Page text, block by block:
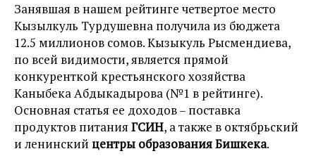
Занявшая в нашем рейтинге четвертое место
Кызылкуль Турдушевна получила из бюджета
12.5 миллионов сомов. Кызыкуль Рысмендиева,
по всей видимости, является прямой
конкуренткой крестьянского хозяйства
Каныбека Абдыкадырова (№1 в рейтинге).
Основная статья ее доходов – поставка
продуктов питания ГСИН, а также в октябрьский
и ленинский центры образования Бишкека.